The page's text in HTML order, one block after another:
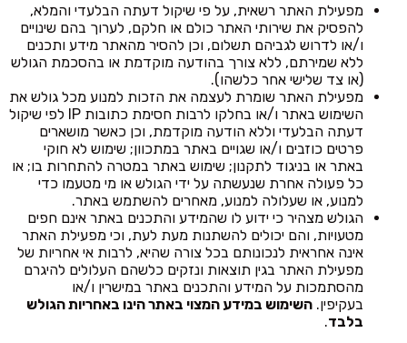
מפעילת האתר רשאית, על פי שיקול דעתה הבלעדי והמלא,
להפסיק את שירותי האתר כולם או חלקם, לערוך בהם שינויים
ו/או לדרוש לגביהם תשלום, וכן להסיר מהאתר מידע ותכנים
ללא שמירתם, ללא צורך בהודעה מוקדמת או בהסכמת הגולש
(או צד שלישי אחר כלשהו).
מפעילת האתר שומרת לעצמה את הזכות למנוע מכל גולש את
השימוש באתר ו/או בחלקו לרבות חסימת כתובות IP לפי שיקול
דעתה הבלעדי וללא הודעה מוקדמת, וכן כאשר מושארים
פרטים כוזבים ו/או שגויים באתר במתכוון; שימוש לא חוקי
באתר או בניגוד לתקנון; שימוש באתר במטרה להתחרות בו; או
כל פעולה אחרת שנעשתה על ידי הגולש או מי מטעמו כדי
למנוע, או שעלולה למנוע, מאחרים להשתמש באתר.
הגולש מצהיר כי ידוע לו שהמידע והתכנים באתר אינם חפים
מטעויות, והם יכולים להשתנות מעת לעת, וכי מפעילת האתר
אינה אחראית לנכונותם בכל צורה שהיא, לרבות אי אחריות של
מפעילת האתר בגין תוצאות ונזקים כלשהם העלולים להיגרם
מהסתמכות על המידע והתכנים באתר במישרין ו/או
בעקיפין. השימוש במידע המצוי באתר הינו באחריות הגולש
בלבד.